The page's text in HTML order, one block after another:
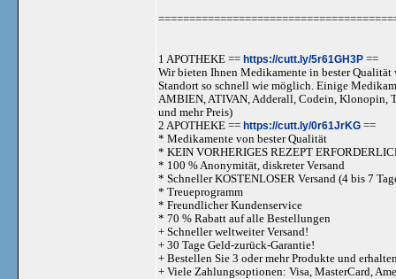
1 APOTHEKE == https://cutt.ly/5r61GH3P ==
Wir bieten Ihnen Medikamente in bester
Standort so schnell wie möglich. Einige
AMBIEN, ATIVAN, Adderall, Codein, Klonopin,
und mehr Preis)
2 APOTHEKE == https://cutt.ly/0r61JrKG ==
* Medikamente von bester Qualität
* KEIN VORHERIGES REZEPT
* 100 % Anonymität, diskreter Versand
* Schneller KOSTENLOSER Versand (4 bis 7
* Treueprogramm
* Freundlicher Kundenservice
* 70 % Rabatt auf alle Bestellungen
+ Schneller weltweiter Versand!
+ 30 Tage Geld-zurück-Garantie!
+ Bestellen Sie 3 oder mehr Produkte und
+ Viele Zahlungsoptionen: Visa, MasterCard,